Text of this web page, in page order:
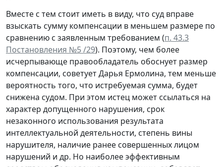
Вместе с тем стоит иметь в виду, что суд вправе
взыскать сумму компенсации в меньшем размере по
сравнению с заявленным требованием (п. 43.3
Постановления №5 /29). Поэтому, чем более
исчерпывающе правообладатель обоснует размер
компенсации, советует Дарья Ермолина, тем меньше
вероятность того, что истребуемая сумма, будет
снижена судом. При этом истец может ссылаться на
характер допущенного нарушения, срок
незаконного использования результата
интеллектуальной деятельности, степень вины
нарушителя, наличие ранее совершенных лицом
нарушений и др. Но наиболее эффективным